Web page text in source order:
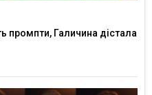
промпти, Галичина дістала